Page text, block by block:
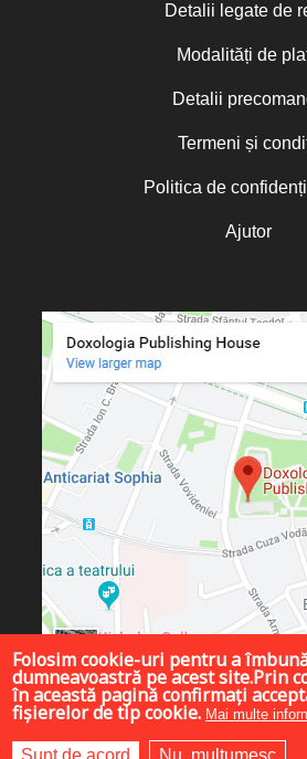
Detalii legate de
Modalități de
Detalii
Termeni și
Politica de
Ajutor
Folosim cookie-uri pentru a
dumneavoastră pe acest site.Prin
în această pagină confirmați
fișierelor de tip cookie. Mai multe
Sunt de acord Nu, mulțumesc